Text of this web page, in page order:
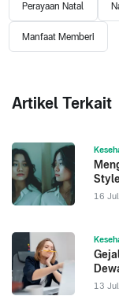
Perayaan Natal
Manfaat Memberi
Artikel Terkait
16
13